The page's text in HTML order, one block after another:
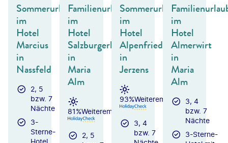
Sommerurlaub
im
Hotel
Marcius
in
Nassfeld
2, 5
bzw. 7
Nächte
3-
Sterne-
Hotel
Familienurlaub
im
Hotel
Salzburgerhof
in
Maria
Alm
Weiterempfehlung
81%
2, 5
Sommerurlaub
im
Hotel
Alpenfriede
in
Jerzens
Weiterempfehlung
93%
3, 4
bzw. 7
im
Hotel
Almerwirt
in
Maria
Alm
3, 4
bzw. 7
Nächte
3-Sterne-